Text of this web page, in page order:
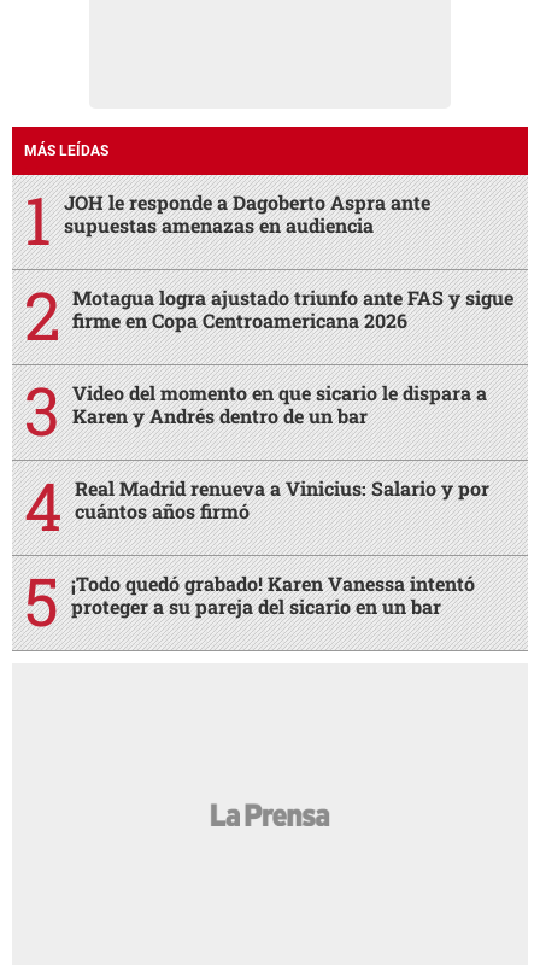
MÁS LEÍDAS
JOH le responde a Dagoberto Aspra ante
supuestas amenazas en audiencia
Motagua logra ajustado triunfo ante FAS y sigue
firme en Copa Centroamericana 2026
Video del momento en que sicario le dispara a
Karen y Andrés dentro de un bar
Real Madrid renueva a Vinicius: Salario y por
cuántos años firmó
¡Todo quedó grabado! Karen Vanessa intentó
proteger a su pareja del sicario en un bar